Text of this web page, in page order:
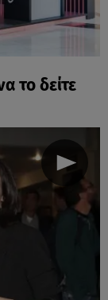
το δείτε